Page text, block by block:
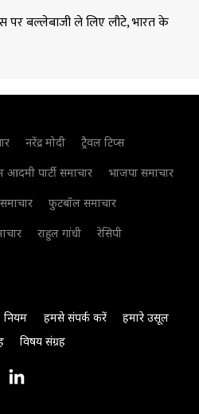
बल्लेबाजी ले लिए लौटे, भारत के
नरेंद्र मोदी
ट्रैवल टिप्स
पार्टी समाचार
भाजपा समाचार
फुटबॉल समाचार
राहुल गांधी
रेसिपी
नियम हमसे संपर्क करें
हमारे उसूल
विषय संग्रह